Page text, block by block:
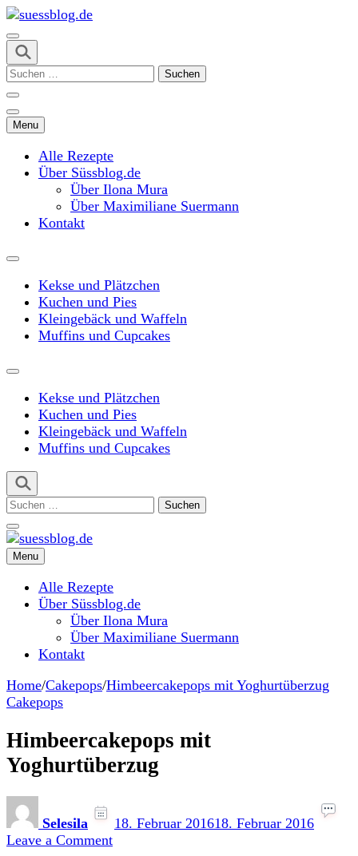
Skip
to
content
(Press
Enter)
suessblog.de
Suchen
Menu
Alle Rezepte
Über Süssblog.de
Über Ilona Mura
Über Maximiliane Suermann
Kontakt
Kekse und Plätzchen
Kuchen und Pies
Kleingebäck und Waffeln
Muffins und Cupcakes
Kekse und Plätzchen
Kuchen und Pies
Kleingebäck und Waffeln
Muffins und Cupcakes
Suchen
suessblog.de
Menu
Alle Rezepte
Über Süssblog.de
Über Ilona Mura
Über Maximiliane Suermann
Kontakt
Home/Cakepops/Himbeercakepops mit Yoghurtüberzug
Cakepops
Himbeercakepops mit
Yoghurtüberzug
Selesila 18. Februar 201618. Februar 2016
Leave a Commenton